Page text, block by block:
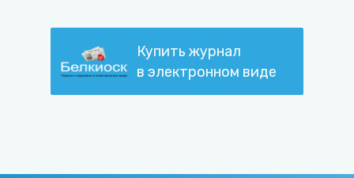
Купить журнал
в электронном виде